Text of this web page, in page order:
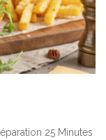
25 Minutes